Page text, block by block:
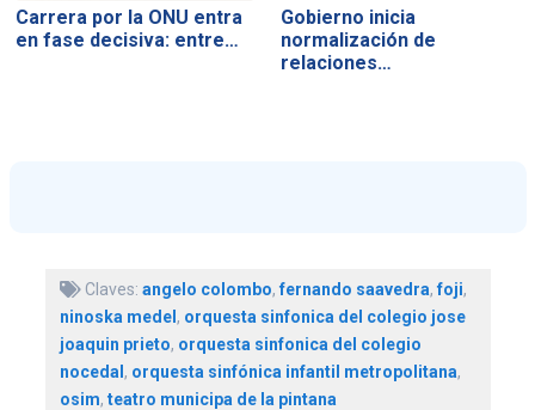
Carrera por la ONU entra
en fase decisiva: entre…
Gobierno inicia
normalización de
relaciones…
Claves: angelo colombo,fernando saavedra,foji,
ninoska medel, orquesta sinfonica del colegio jose
joaquin prieto, orquesta sinfonica del colegio
nocedal, orquesta sinfónica infantil metropolitana,
osim, teatro municipa de la pintana